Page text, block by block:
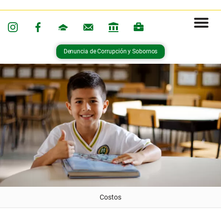
Denuncia de Corrupción y Sobornos
Costos